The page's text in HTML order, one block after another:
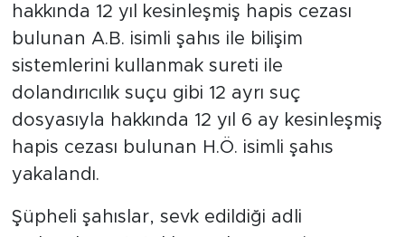
hakkında 12 yıl kesinleşmiş hapis cezası
bulunan A.B. isimli şahıs ile bilişim
sistemlerini kullanmak sureti ile
dolandırıcılık suçu gibi 12 ayrı suç
dosyasıyla hakkında 12 yıl 6 ay kesinleşmiş
hapis cezası bulunan H.Ö. isimli şahıs
yakalandı.
Şüpheli şahıslar, sevk edildiği adli